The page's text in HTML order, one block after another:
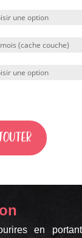
prix :
21.99$
à
24.99$
en